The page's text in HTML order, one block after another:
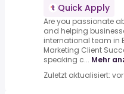
Quick Apply
Are you passionate
and helping
international team in
Marketing Client
speaking c... Mehr
Zuletzt aktualisiert: